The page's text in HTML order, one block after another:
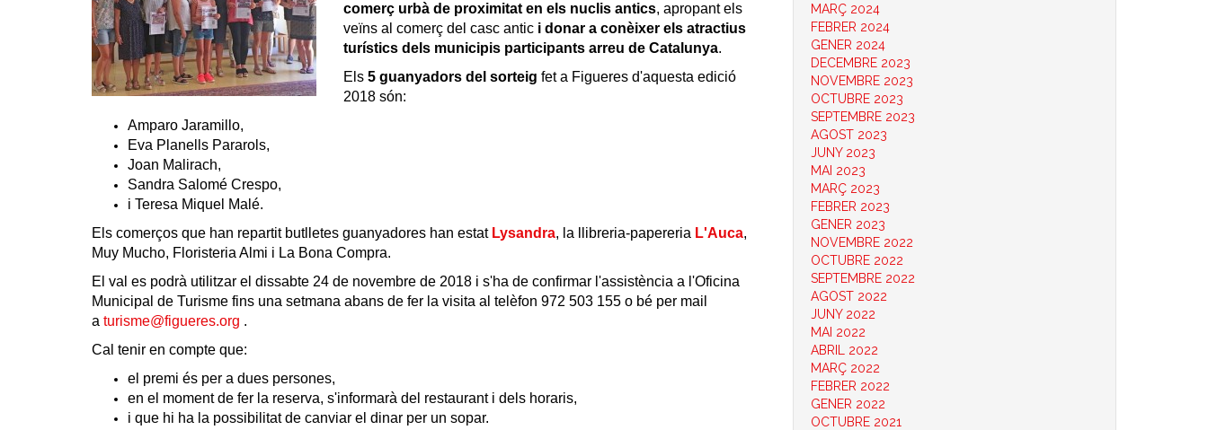
comerç urbà de proximitat en els nuclis antics, apropant els
veïns al comerç del casc antic i donar a conèixer els atractius
turístics dels municipis participants arreu de Catalunya.
Els 5 guanyadors del sorteig fet a Figueres d'aquesta edició
2018 són:
Amparo Jaramillo,
Eva Planells Pararols,
Joan Malirach,
Sandra Salomé Crespo,
i Teresa Miquel Malé.
Els comerços que han repartit butlletes guanyadores han estat Lysandra, la llibreria-papereria L'Auca,
Muy Mucho, Floristeria Almi i La Bona Compra.
El val es podrà utilitzar el dissabte 24 de novembre de 2018 i s'ha de confirmar l'assistència a l'Oficina
Municipal de Turisme fins una setmana abans de fer la visita al telèfon 972 503 155 o bé per mail
a turisme@figueres.org .
Cal tenir en compte que:
el premi és per a dues persones,
en el moment de fer la reserva, s'informarà del restaurant i dels horaris,
i que hi ha la possibilitat de canviar el dinar per un sopar.
MARÇ 2024
FEBRER 2024
GENER 2024
DECEMBRE 2023
NOVEMBRE 2023
OCTUBRE 2023
SEPTEMBRE 2023
AGOST 2023
JUNY 2023
MAI 2023
MARÇ 2023
FEBRER 2023
GENER 2023
NOVEMBRE 2022
OCTUBRE 2022
SEPTEMBRE 2022
AGOST 2022
JUNY 2022
MAI 2022
ABRIL 2022
MARÇ 2022
FEBRER 2022
GENER 2022
OCTUBRE 2021